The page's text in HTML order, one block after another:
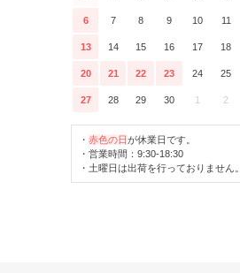
6 7 8 9 10 11
13 14 15 16 17 18
20 21 22 23 24 25
27 28 29 30 1 2
・ 赤色の日が休業日です。
・営業時間：9:30-18:30
・土曜日は出荷を行っておりません。